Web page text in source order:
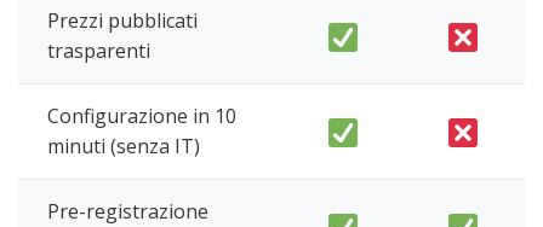
Prezzi pubblicati
trasparenti
Configurazione in 10
minuti (senza IT)
Pre-registrazione